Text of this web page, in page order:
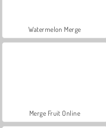
Watermelon Merge
Merge Fruit Online